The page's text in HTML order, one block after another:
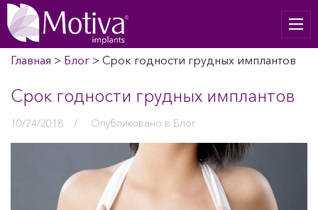
Главная > Блог > Срок годности грудных имплантов
Срок годности грудных имплантов
10/24/2018 / Опубликовано в Блог